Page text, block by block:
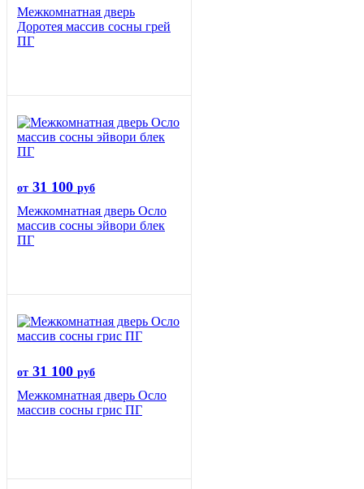
Межкомнатная дверь
Доротея массив сосны грей
ПГ
от 31 100 руб
Межкомнатная дверь Осло
массив сосны эйвори блек
ПГ
от 31 100 руб
Межкомнатная дверь Осло
массив сосны грис ПГ